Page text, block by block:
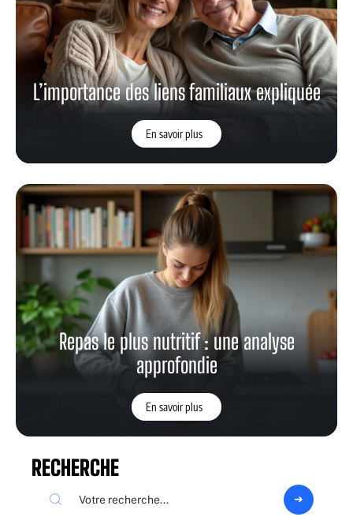
L’importance des liens familiaux expliquée
En savoir plus
Repas le plus nutritif : une analyse
approfondie
En savoir plus
RECHERCHE